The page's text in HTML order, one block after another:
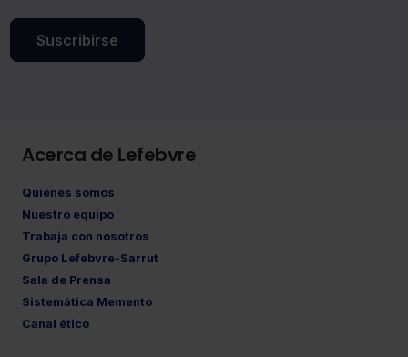
Suscribirse
Acerca de Lefebvre
Quiénes somos
Nuestro equipo
Trabaja con nosotros
Grupo Lefebvre-Sarrut
Sala de Prensa
Sistemática Memento
Canal ético